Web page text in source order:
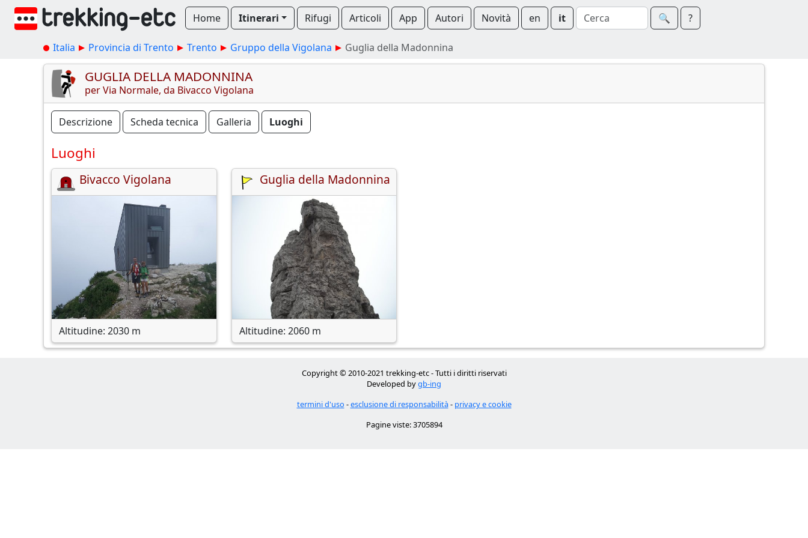
Home Itinerari Rifugi Articoli App Autori Novità en it 🔍︎ ?
Italia Provincia di Trento Trento Gruppo della Vigolana Guglia della Madonnina
GUGLIA DELLA MADONNINA
per Via Normale, da Bivacco Vigolana
Descrizione Scheda tecnica Galleria Luoghi
Luoghi
Bivacco Vigolana
Altitudine: 2030 m
Guglia della Madonnina
Altitudine: 2060 m
Copyright © 2010-2021 trekking-etc - Tutti i diritti riservati
Developed bygb-ing
termini d'uso -esclusione di responsabilità- privacy e cookie
Pagine viste: 3705894